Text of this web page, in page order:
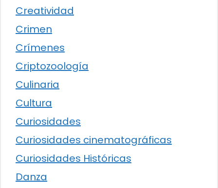
Creatividad
Crimen
Crímenes
Criptozoología
Culinaria
Cultura
Curiosidades
Curiosidades cinematográficas
Curiosidades Históricas
Danza